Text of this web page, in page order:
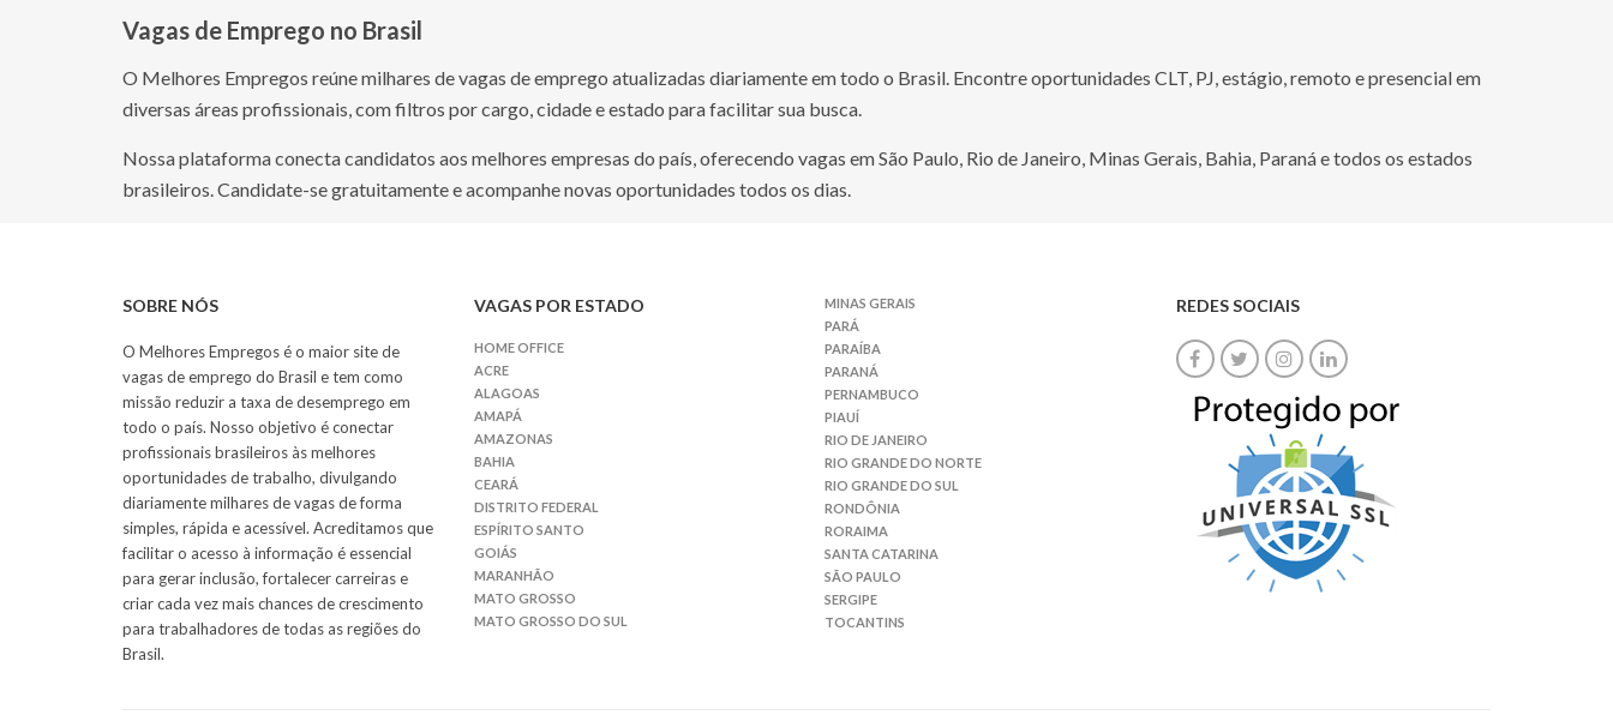
Vagas de Emprego no Brasil
O Melhores Empregos reúne milhares de vagas de emprego atualizadas diariamente em todo o Brasil. Encontre oportunidades CLT, PJ, estágio, remoto e presencial em
diversas áreas profissionais, com filtros por cargo, cidade e estado para facilitar sua busca.
Nossa plataforma conecta candidatos aos melhores empresas do país, oferecendo vagas em São Paulo, Rio de Janeiro, Minas Gerais, Bahia, Paraná e todos os estados
brasileiros. Candidate-se gratuitamente e acompanhe novas oportunidades todos os dias.
SOBRE NÓS
O Melhores Empregos é o maior site de
vagas de emprego do Brasil e tem como
missão reduzir a taxa de desemprego em
todo o país. Nosso objetivo é conectar
profissionais brasileiros às melhores
oportunidades de trabalho, divulgando
diariamente milhares de vagas de forma
simples, rápida e acessível. Acreditamos que
facilitar o acesso à informação é essencial
para gerar inclusão, fortalecer carreiras e
criar cada vez mais chances de crescimento
para trabalhadores de todas as regiões do
Brasil.
VAGAS POR ESTADO
HOME OFFICE
ACRE
ALAGOAS
AMAPÁ
AMAZONAS
BAHIA
CEARÁ
DISTRITO FEDERAL
ESPÍRITO SANTO
GOIÁS
MARANHÃO
MATO GROSSO
MATO GROSSO DO SUL
MINAS GERAIS
PARÁ
PARAÍBA
PARANÁ
PERNAMBUCO
PIAUÍ
RIO DE JANEIRO
RIO GRANDE DO NORTE
RIO GRANDE DO SUL
RONDÔNIA
RORAIMA
SANTA CATARINA
SÃO PAULO
SERGIPE
TOCANTINS
REDES SOCIAIS